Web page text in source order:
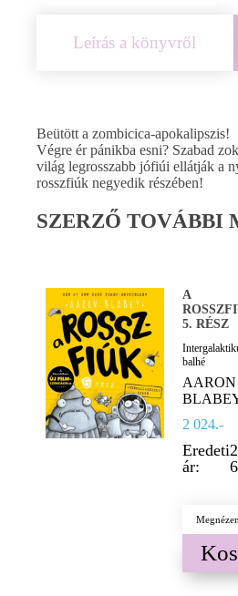
Leírás a könyvről
Beütött a zombicica-apokalipszis!
Végre ér pánikba esni? Szabad
világ legrosszabb jófiúi ellátják a
rosszfiúk negyedik részében!
SZERZŐ TOVÁBBI
A
5. RÉSZ
balhé
AARON
2 024.-
Eredeti
ár:
2